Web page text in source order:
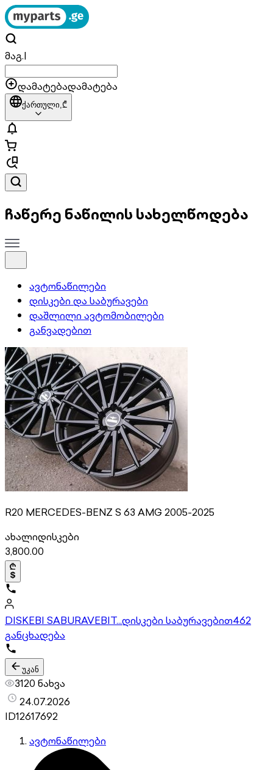
მაგ.|
დამატებადამატება
ქართული,₾
ჩაწერე ნაწილის სახელწოდება
ავტონაწილები
დისკები და საბურავები
დაშლილი ავტომობილები
განვადებით
R20 MERCEDES-BENZ S 63 AMG 2005-2025
ახალიდისკები
3,800.00
DISKEBI SABURAVEBIT...დისკები საბურავებით462
განცხადება
უკან
3120 ნახვა
24.07.2026
ID12617692
ავტონაწილები